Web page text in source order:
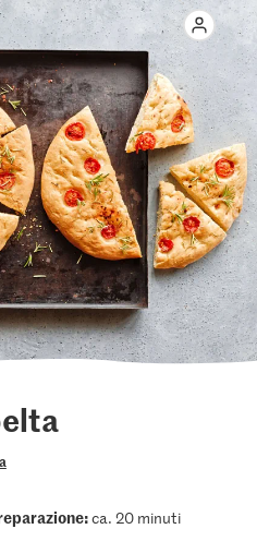
ca. 20 minuti